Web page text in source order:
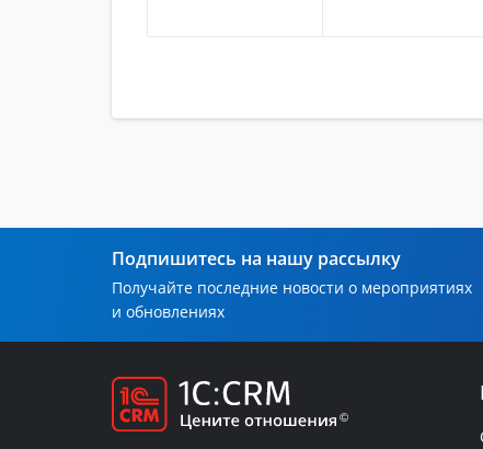
Подпишитесь на нашу рассылку
Получайте последние новости о мероприятиях
и обновлениях